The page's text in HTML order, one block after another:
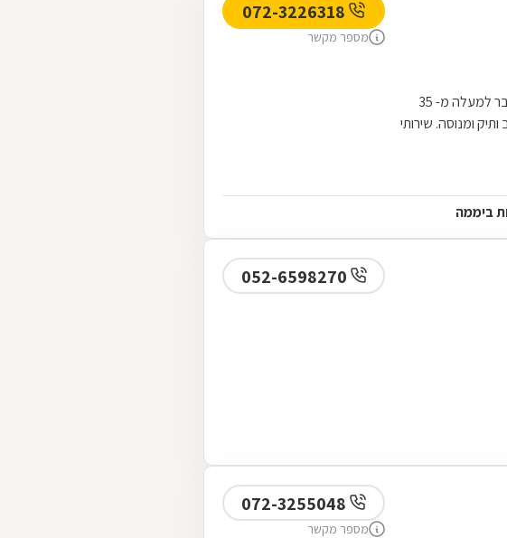
רחמני שאיבות מעניק שירות מקצועי ואמין כבר למעלה מ- 35
ומנוסה. שירותי
מספר מקשר
מספר מקשר